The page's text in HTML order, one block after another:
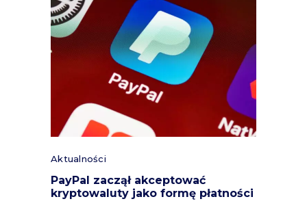
Aktualności
PayPal zaczął akceptować
kryptowaluty jako formę płatności